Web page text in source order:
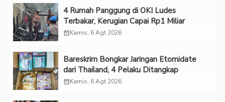
‎4 Rumah Panggung di OKI Ludes
Terbakar, Kerugian Capai Rp1 Miliar
calendar_monthKamis, 6 Agt 2026
Bareskrim Bongkar Jaringan Etomidate
dari Thailand, 4 Pelaku Ditangkap
calendar_monthKamis, 6 Agt 2026